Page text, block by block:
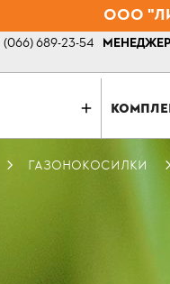
ООО
(066) 689-23-54
ГАЗОНОКОСИЛКИ